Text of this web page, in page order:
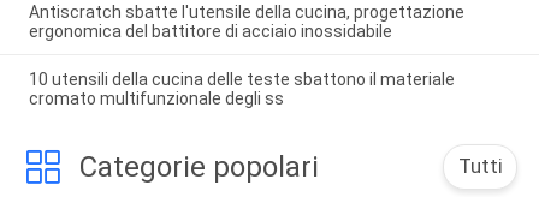
Antiscratch sbatte l'utensile della cucina, progettazione
ergonomica del battitore di acciaio inossidabile
10 utensili della cucina delle teste sbattono il materiale
cromato multifunzionale degli ss
Categorie popolari Tutti